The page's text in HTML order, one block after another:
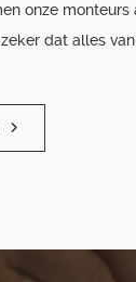
onze monteurs
dat alles